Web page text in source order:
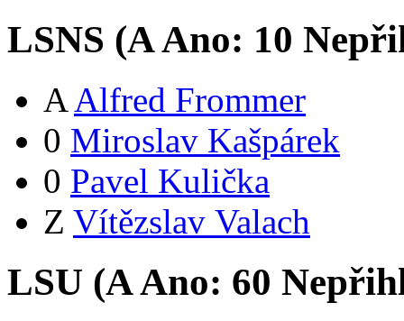
LSNS (AAno: 10
A Alfred Frommer
0 Miroslav Kašpárek
0 Pavel Kulička
Z Vítězslav Valach
LSU (AAno: 60